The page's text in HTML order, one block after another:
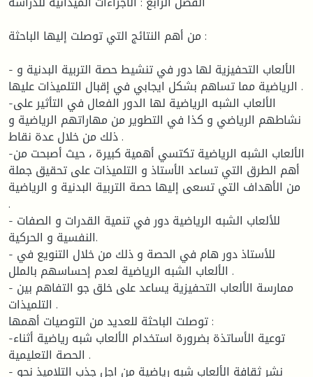
من أهم النتائج التي توصلت إليها الباحثة :
- الألعاب التحفيزية لها دور في تنشيط حصة التربية البدنية و
الرياضية مما تساهم بشكل ايجابي في إقبال التلميذات عليها .
-الألعاب الشبه الرياضية لها الدور الفعال في التأثير على
نشاطهم الرياضي و كذا في التطوير من مهاراتهم الرياضية و
ذلك من خلال عدة نقاط .
-الألعاب الشبه الرياضية تكتسي أهمية كبيرة ، حيث أصبحت من
أهم الطرق التي تساعد الأستاذ و التلميذات على تحقيق جملة
من الأهداف التي تسعى إليها حصة التربية البدنية و الرياضية
.
- للألعاب الشبه الرياضية دور في تنمية القدرات و الصفات
النفسية و الحركية.
- للأستاذ دور هام في الحصة و ذلك من خلال التنويع في
الألعاب الشبه الرياضية لعدم إحساسهم بالملل .
- ممارسة الألعاب التحفيزية يساعد على خلق جو التفاهم بين
التلميذات .
توصلت الباحثة للعديد من التوصيات أهمها :
-توعية الأساتذة بضرورة استخدام الألعاب شبه رياضية أثناء
الحصة التعليمية .
- نشر ثقافة الألعاب شبه رياضية من اجل جذب التلاميذ نحو